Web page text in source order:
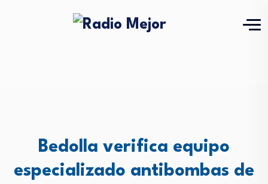
Bedolla verifica equipo
especializado antibombas de